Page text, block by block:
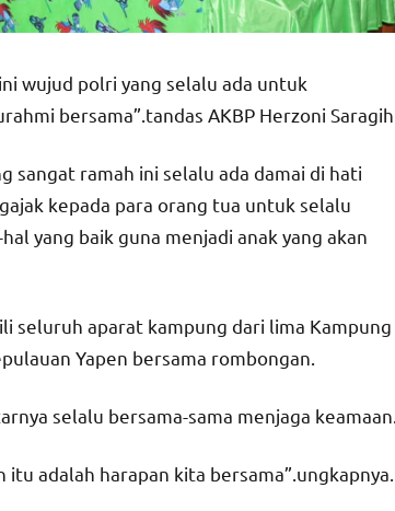
wujud polri yang selalu ada untuk
bersama”.tandas AKBP Herzoni
sangat ramah ini selalu ada damai di hati
kepada para orang tua untuk selalu
yang baik guna menjadi anak yang akan
seluruh aparat kampung dari lima Kampung
Yapen bersama rombongan.
selalu bersama-sama menjaga
adalah harapan kita bersama”.ungkapnya.